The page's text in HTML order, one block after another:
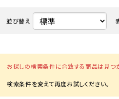
並び替え
お探しの検索条件に合致する商品は見つ